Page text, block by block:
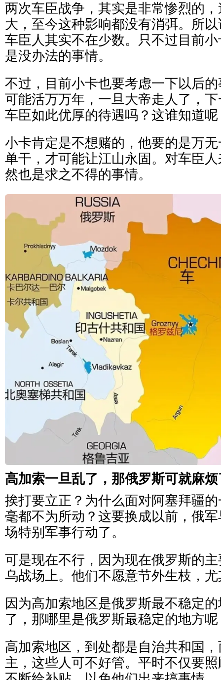
两次车臣战争，其实是非常惨烈的
大，至今这种影响都没有消弭。所
车臣人其实不在少数。只不过目前
是没办法的事情。
不过，目前小卡也要考虑一下以后
可能活万万年，一旦大帝走人了，
车臣如此优厚的待遇吗？这谁知道呢
小卡肯定是不想赌的，他要的是万
单干，才可能让江山永固。对车臣
然也是求之不得的事情。
高加索一旦乱了，那俄罗斯可就麻烦
挨打要立正？为什么面对阿塞拜疆
毫都不为所动？这要换成以前，俄
场特别军事行动了。
可是现在不行，因为现在俄罗斯的
乌战场上。他们不愿意节外生枝，
因为高加索地区是俄罗斯最不稳定
了，那哪里是俄罗斯最稳定的地方
高加索地区，到处都是自治共和国
主，这些人可不好管。平时不仅要